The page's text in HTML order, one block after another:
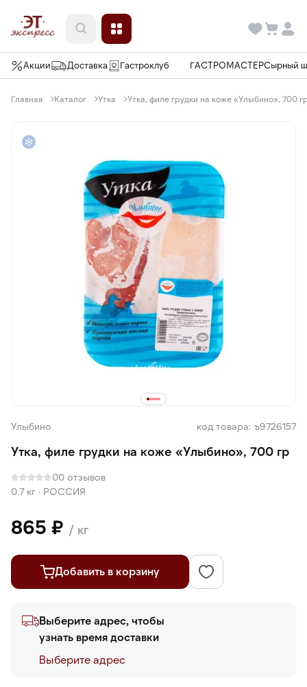
Акции Доставка Гастроклуб ГАСТРОМАСТЕРСырный
Главная Каталог Утка Утка, филе грудки на коже «Улыбино», 700
Улыбино код товара: ъ9726157
Утка, филе грудки на коже «Улыбино», 700 гр
00 отзывов
0.7 кг · РОССИЯ
865 ₽ / кг
Добавить в корзину
Выберите адрес, чтобы
узнать время доставки
Выберите адреc